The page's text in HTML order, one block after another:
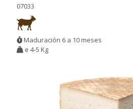
07033
Maduración 6 a 10 meses
e 4-5 Kg